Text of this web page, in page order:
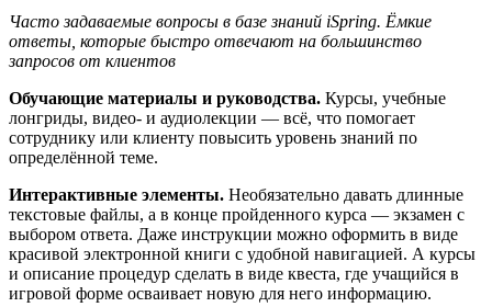
Часто задаваемые вопросы в базе знаний iSpring. Ёмкие
ответы, которые быстро отвечают на большинство
запросов от клиентов
Обучающие материалы и руководства. Курсы, учебные
лонгриды, видео- и аудиолекции — всё, что помогает
сотруднику или клиенту повысить уровень знаний по
определённой теме.
Интерактивные элементы. Необязательно давать длинные
текстовые файлы, а в конце пройденного курса — экзамен с
выбором ответа. Даже инструкции можно оформить в виде
красивой электронной книги с удобной навигацией. А курсы
и описание процедур сделать в виде квеста, где учащийся в
игровой форме осваивает новую для него информацию.